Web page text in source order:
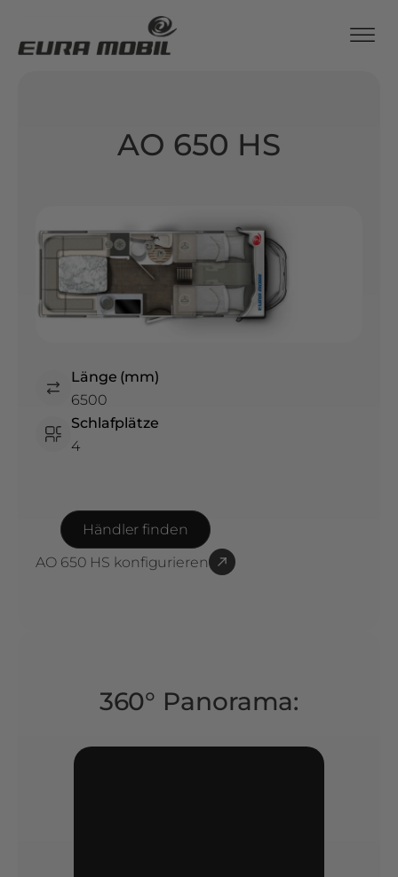
AO 650 HS
Länge (mm)
6500
Schlafplätze
4
Händler finden
AO 650 HS konfigurieren
360° Panorama: